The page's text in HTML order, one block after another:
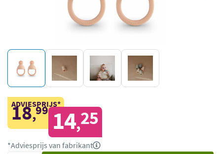
ADVIESPRIJS*
18,99 14,25
*Adviesprijs van fabrikant